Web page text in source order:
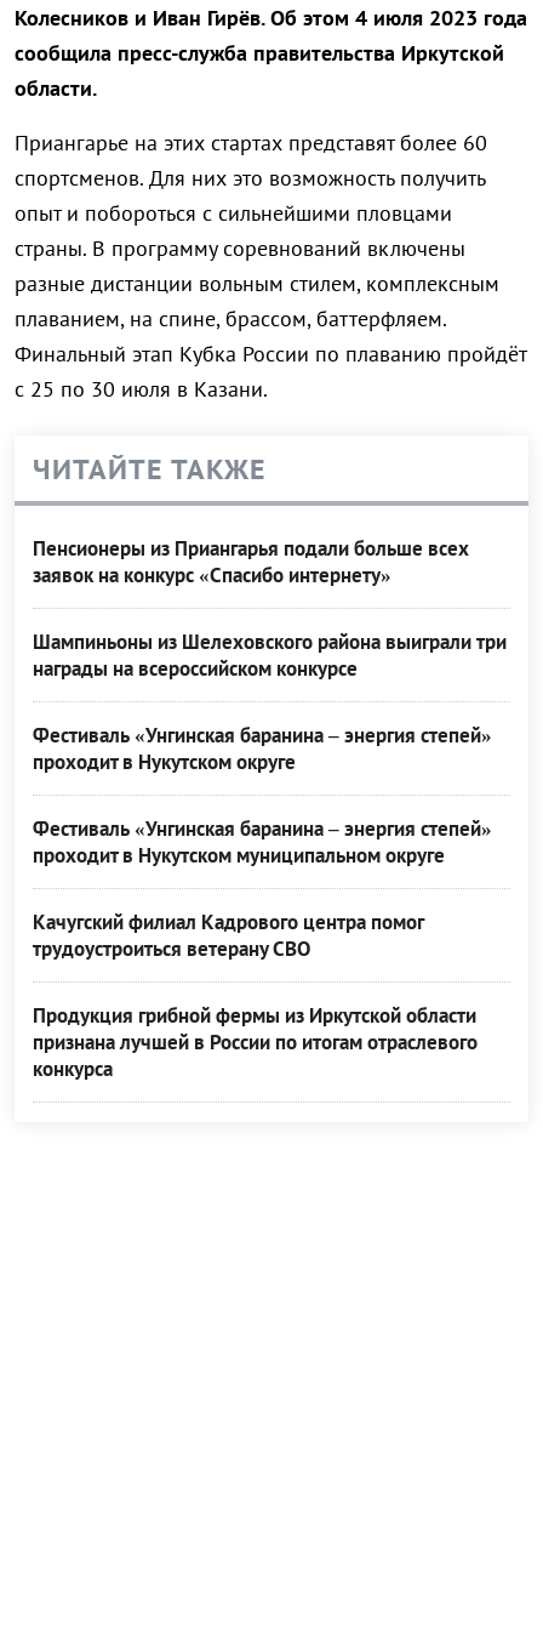
Колесников и Иван Гирёв. Об этом 4 июля 2023 года
сообщила пресс-служба правительства Иркутской
области.
Приангарье на этих стартах представят более 60
спортсменов. Для них это возможность получить
опыт и побороться с сильнейшими пловцами
страны. В программу соревнований включены
разные дистанции вольным стилем, комплексным
плаванием, на спине, брассом, баттерфляем.
Финальный этап Кубка России по плаванию пройдёт
с 25 по 30 июля в Казани.
ЧИТАЙТЕ ТАКЖЕ
Пенсионеры из Приангарья подали больше всех
заявок на конкурс «Спасибо интернету»
Шампиньоны из Шелеховского района выиграли три
награды на всероссийском конкурсе
Фестиваль «Унгинская баранина – энергия степей»
проходит в Нукутском округе
Фестиваль «Унгинская баранина – энергия степей»
проходит в Нукутском муниципальном округе
Качугский филиал Кадрового центра помог
трудоустроиться ветерану СВО
Продукция грибной фермы из Иркутской области
признана лучшей в России по итогам отраслевого
конкурса